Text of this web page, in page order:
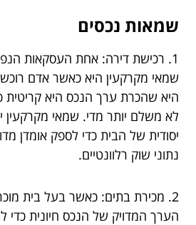
שמאות נכסים
1. רכישת דירה: אחת העסקאות
שמאי מקרקעין היא כאשר אדם
היא שהכרת ערך הנכס היא
לא משלם יותר מדי. שמאי מקרקעין
יסודית של הבית כדי לספק אומדן
נתוני שוק רלוונטיים.
2. מכירת בתים: כאשר בעל בית
הערך המדויק של הנכס חיונית